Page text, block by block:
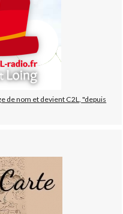
de nom et devient C2L, "depuis